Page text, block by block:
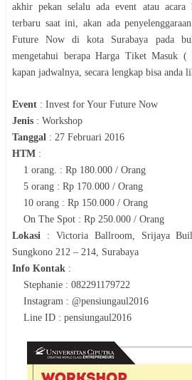
akhir pekan selalu ada event atau
terbaru saat ini, akan ada penyelenggaraan
Future Now di kota Surabaya pada
mengetahui berapa Harga Tiket Masuk
kapan jadwalnya, secara lengkap bisa anda
Event : Invest for Your Future Now
Jenis : Workshop
Tanggal : 27 Februari 2016
HTM :
1 orang. : Rp 180.000 / Orang
5 orang : Rp 170.000 / Orang
10 orang : Rp 150.000 / Orang
On The Spot : Rp 250.000 / Orang
Lokasi : Victoria Ballroom, Srijaya
Sungkono 212 – 214, Surabaya
Info Kontak :
Stephanie : 082291179722
Instagram : @pensiungaul2016
Line ID : pensiungaul2016